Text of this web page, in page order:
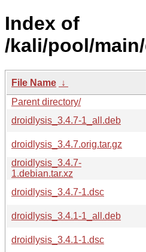
Index of
/kali/pool/
File Name ↓
Parent directory/
droidlysis_3.4.7-1_all.deb
droidlysis_3.4.7.orig.tar.gz
droidlysis_3.4.7-
1.debian.tar.xz
droidlysis_3.4.7-1.dsc
droidlysis_3.4.1-1_all.deb
droidlysis_3.4.1-1.dsc